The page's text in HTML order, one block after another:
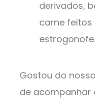
derivados,
carne feitos
estrogonofe.
Gostou do
de acompanhar